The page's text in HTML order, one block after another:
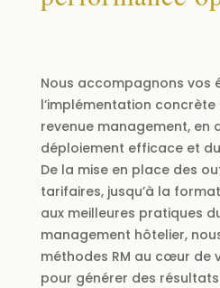
Nous accompagnons vos
l’implémentation
revenue management, en
déploiement efficace et
De la mise en place des
tarifaires, jusqu’à la
aux meilleures pratiques
management hôtelier,
méthodes RM au cœur de
pour générer des